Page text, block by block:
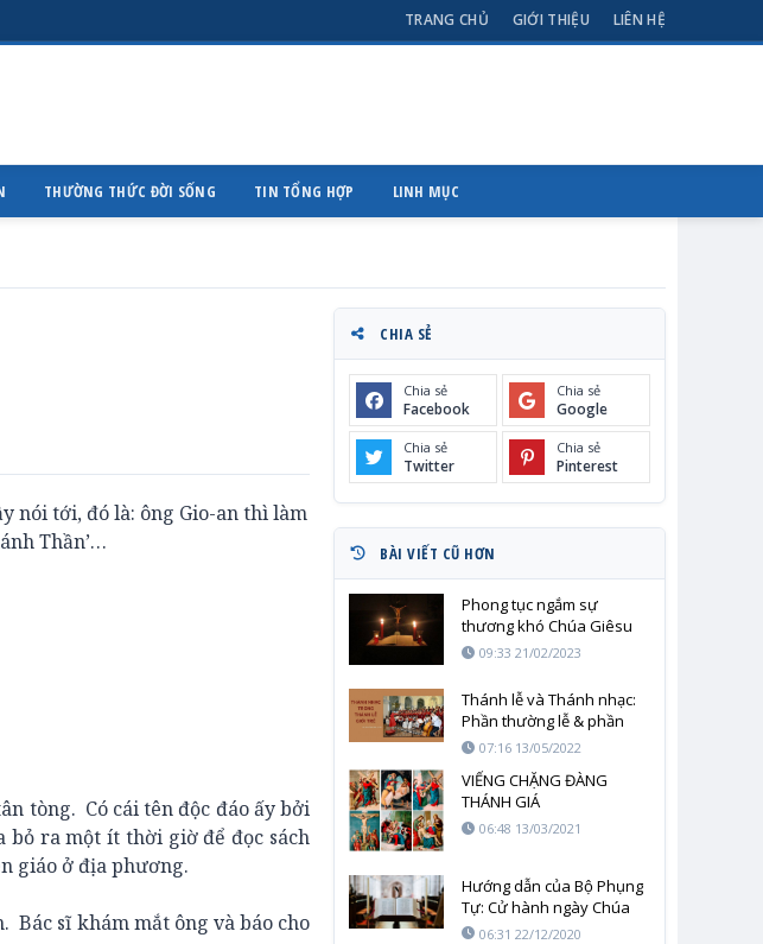
TRANG CHỦ GIỚI THIỆU LIÊN HỆ
THƯỜNG THỨC ĐỜI SỐNG TIN TỔNG HỢP LINH MỤC
nói tới, đó là: ông Gio-an thì làm
Thần’…
tòng. Có cái tên độc đáo ấy bởi
ra một ít thời giờ để đọc sách
giáo ở địa phương.
sĩ khám mắt ông và báo cho
CHIA SẺ
Chia sẻ
Facebook
Chia sẻ
Google
Chia sẻ
Twitter
Chia sẻ
Pinterest
BÀI VIẾT CŨ HƠN
Phong tục ngắm sự
thương khó Chúa Giêsu
09:33 21/02/2023
Thánh lễ và Thánh nhạc:
Phần thường lễ & phần
riêng của Thánh lễ
07:16 13/05/2022
VIẾNG CHẶNG ĐÀNG
THÁNH GIÁ
06:48 13/03/2021
Hướng dẫn của Bộ Phụng
Tự: Cử hành ngày Chúa
nhật Lời Chúa
06:31 22/12/2020